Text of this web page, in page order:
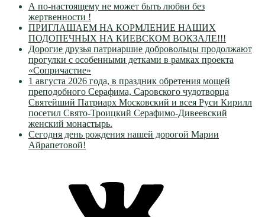
А по-настоящему не может быть любви без
жертвенности !
ПРИГЛАШАЕМ НА КОРМЛЕНИЕ НАШИХ
ПОДОПЕЧНЫХ НА КИЕВСКОМ ВОКЗАЛЕ!!!
Дорогие друзья патриаршие добровольцы продолжают
прогулки с особенными детками в рамках проекта
«Сопричастие»
1 августа 2026 года, в праздник обретения мощей
преподобного Серафима, Саровского чудотворца
Святейший Патриарх Московский и всея Руси Кирилл
посетил Свято-Троицкий Серафимо-Дивеевский
женский монастырь.
Сегодня день рождения нашей дорогой Марии
Айрапетовой!
Добровольцы